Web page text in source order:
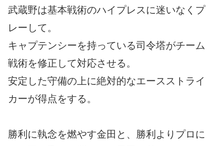
武蔵野は基本戦術のハイプレスに迷いなくプ
レーして。
キャプテンシーを持っている司令塔がチーム
戦術を修正して対応させる。
安定した守備の上に絶対的なエースストライ
カーが得点をする。
勝利に執念を燃やす金田と、勝利よりプロに